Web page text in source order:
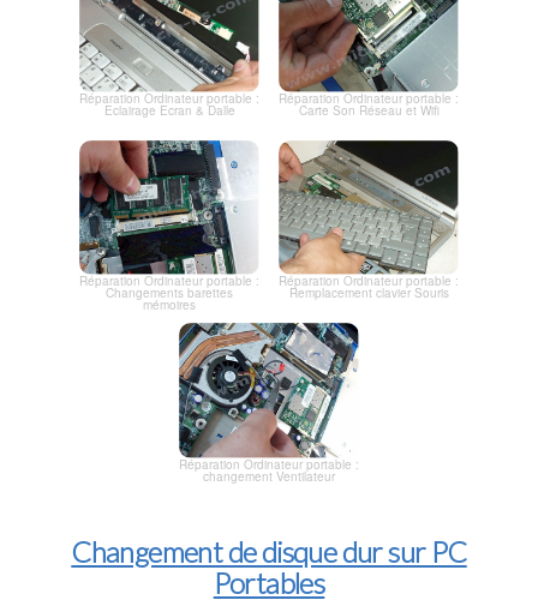
Réparation Ordinateur portable :
Eclairage Ecran & Dalle
Réparation Ordinateur portable :
Carte Son Réseau et Wifi
Réparation Ordinateur portable :
Changements barettes
mémoires
Réparation Ordinateur portable :
Remplacement clavier Souris
Réparation Ordinateur portable :
changement Ventilateur
Changement de disque dur sur PC
Portables